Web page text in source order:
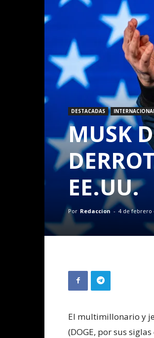
DESTACADAS
MUSK
EE.UU.
Por Redaccion - 4 de febrero
El multimillonario y
(DOGE, por sus